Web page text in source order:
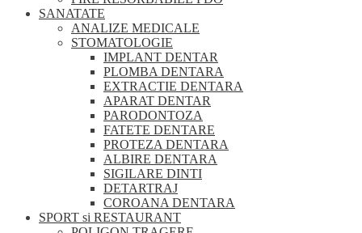
SANATATE
ANALIZE MEDICALE
STOMATOLOGIE
IMPLANT DENTAR
PLOMBA DENTARA
EXTRACTIE DENTARA
APARAT DENTAR
PARODONTOZA
FATETE DENTARE
PROTEZA DENTARA
ALBIRE DENTARA
SIGILARE DINTI
DETARTRAJ
COROANA DENTARA
SPORT si RESTAURANT